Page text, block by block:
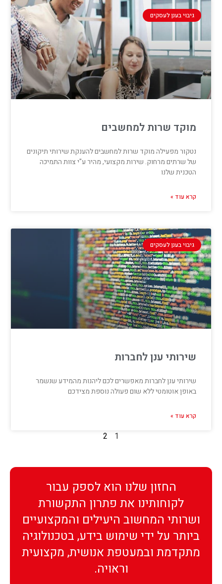
גיבוי בענן לעסקים
מוקד שרות למחשבים
נטקור מפעילה מוקד שרות למחשבים להענקת שירותי תיקונים
של שרתים מרחוק. שירות מקצועי, מהיר ע"י צוות התמיכה
הטכנית שלנו
קרא עוד »
גיבוי בענן לעסקים
שירותי ענן לחברות
שירותי ענן לחברות מאפשרים לכם ליהנות מהמידע שנשמר
באופן אוטומטי ללא שום פעולה נוספת מצידכם
קרא עוד »
1
2
החזון שלנו הוא לספק עבור
לקוחותינו את פתרון התקשורת
ושרותי המחשוב היעילים והמקצועיים
ביותר על ידי שימוש בידע, בטכנולוגיה
מתקדמת ובמעטפת אנושית, מקצועית
וראויה.